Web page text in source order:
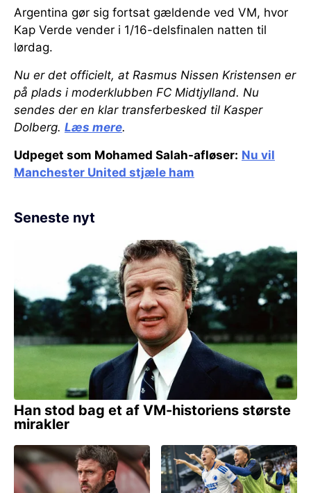
Argentina gør sig fortsat gældende ved VM, hvor
Kap Verde vender i 1/16-delsfinalen natten til
lørdag.
Nu er det officielt, at Rasmus Nissen Kristensen er
på plads i moderklubben FC Midtjylland. Nu
sendes der en klar transferbesked til Kasper
Dolberg. Læs mere.
Udpeget som Mohamed Salah-afløser: Nu vil
Manchester United stjæle ham
Seneste nyt